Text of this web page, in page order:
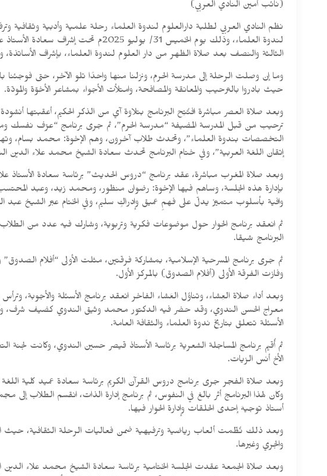
(نائب أمين النادي العربي)
الثالثة والنصف بعد صلاة الظهر من دار العلوم لندوة العلماء، بإشراف
وما إن وصلت الرحلة إلى مدرسة الحرم، ونزلنا منها واحدًا تلو الآخر، حتى
حيث بادروا بالترحيب والمعانقة والمصافحة، وامتلأت الأجواء بمشاعر الأخوّة والمودّة.
وبعد صلاة العصر مباشرة افتُتِح البرنامج بتلاوة آي من الذكر الحكيم، أعقبتها
ترحيب من قبل المدرسة المضيفة “مدرسة الحرم”، ثم جرى برنامج “عرّف نفسك
التخصصات بندوة العلماء”، وتحدث طلاب آخرون، وهم الإخوة: محمد بسام،
إتقان اللغة العربية”، وفي ختام البرنامج تحدث سعادة الشيخ محمد علاء الدين
وبعد صلاة المغرب مباشرة، عقد برنامج “دروس الحديث” برئاسة سعادة الأستاذ
بإدارة هذه الجلسة، وساهم فيها الإخوة: رضوان منظور، ومحمد زيد، وعبد
وافية بأسلوب متميّز يدلّ على فهمٍ عميق وإدراكٍ سليم، وفي الختام عبّر الشيخ عبد
ثم انعقد برنامج الحوار حول موضوعات فكرية وتربوية، وشارك فيه عدد من الطلاب،
البرنامج شيقا.
ثم جرى برنامج المسرحية الإسلامية، بمشاركة فرقتين، مثلت الأولى “أفلام
وفازت الفرقة الأولى (أفلام الصدوق) بالمركز الأول.
وبعد أداء صلاة العِشاء، وتناوُل العَشاء الفاخر انعقد برنامج الأسئلة
الأسئلة تتعلق بتاريخ ندوة العلماء والثقافة العامة.
ثم أُقيم برنامج المساجلة الشعرية برئاسة الأستاذ قيصر حسين الندوي، وكانت
الأخ أنس الزيات.
وبعد صلاة الفجر جرى برنامج دروس القرآن الكريم برئاسة سعادة عميد كلية
وكان لهذا البرنامج أثر بالغ في النفوس، ثم برنامج إدارة الذات، انقسم
أستاذ توجيهَ إحدى الحلقات وإدارة الحوار فيها.
وبعد ذلك نُظّمت ألعاب رياضية وترفيهية ضمن فعاليات الرحلة الثقافية، حيث
والجري وغيرها.
وبعد صلاة الجمعة عقدت الجلسة الختامية برئاسة سعادة الشيخ محمد علاء الدين